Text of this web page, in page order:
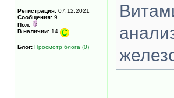
Регистрация: 07.12.2021
Сообщения: 9
Пол:
В наличии: 14
Блог: Просмотр блога (0)